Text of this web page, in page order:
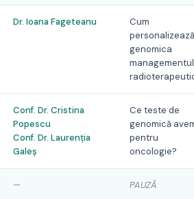
Dr. Ioana Fageteanu
Cum
personalizează
genomica
managementul
Conf. Dr. Cristina
Popescu
Conf. Dr. Laurenția
Galeș
Ce teste de
genomică
pentru
oncologie?
— PAUZĂ